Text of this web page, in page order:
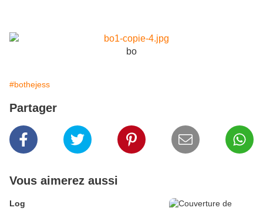
bo
#bothejess
Partager
Vous aimerez aussi
Log